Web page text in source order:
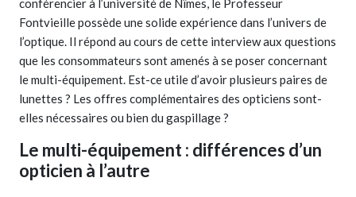
conférencier à l’université de Nîmes, le Professeur
Fontvieille possède une solide expérience dans l’univers de
l’optique. Il répond au cours de cette interview aux questions
que les consommateurs sont amenés à se poser concernant
le multi-équipement. Est-ce utile d’avoir plusieurs paires de
lunettes ? Les offres complémentaires des opticiens sont-
elles nécessaires ou bien du gaspillage ?
Le multi-équipement : différences d’un
opticien à l’autre